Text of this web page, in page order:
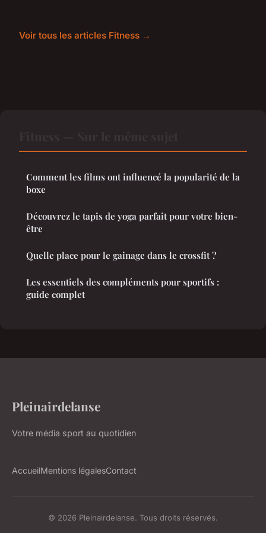
Voir tous les articles Fitness →
Comment les films ont influencé la popularité de la
boxe
Découvrez le tapis de yoga parfait pour votre bien-
être
Quelle place pour le gainage dans le crossfit ?
Les essentiels des compléments pour sportifs :
guide complet
Pleinairdelanse
Votre média sport au quotidien
AccueilMentions légalesContact
© 2026 Pleinairdelanse. Tous droits réservés.